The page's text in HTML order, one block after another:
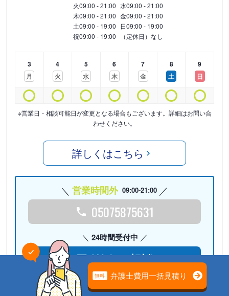
火09:00 - 21:00 水09:00 - 21:00
木09:00 - 21:00 金09:00 - 21:00
土09:00 - 19:00 日09:00 - 19:00
祝09:00 - 19:00 （定休日）なし
3
月
4
火
5
水
6
木
7
金
8
土
9
日
※営業日・相談可能日が変更となる場合もございます。詳細はお問い合
わせください。
詳しくはこちら
営業時間外 09:00-21:00
05075875631
24時間受付中
Webで相談
検討リストに追加